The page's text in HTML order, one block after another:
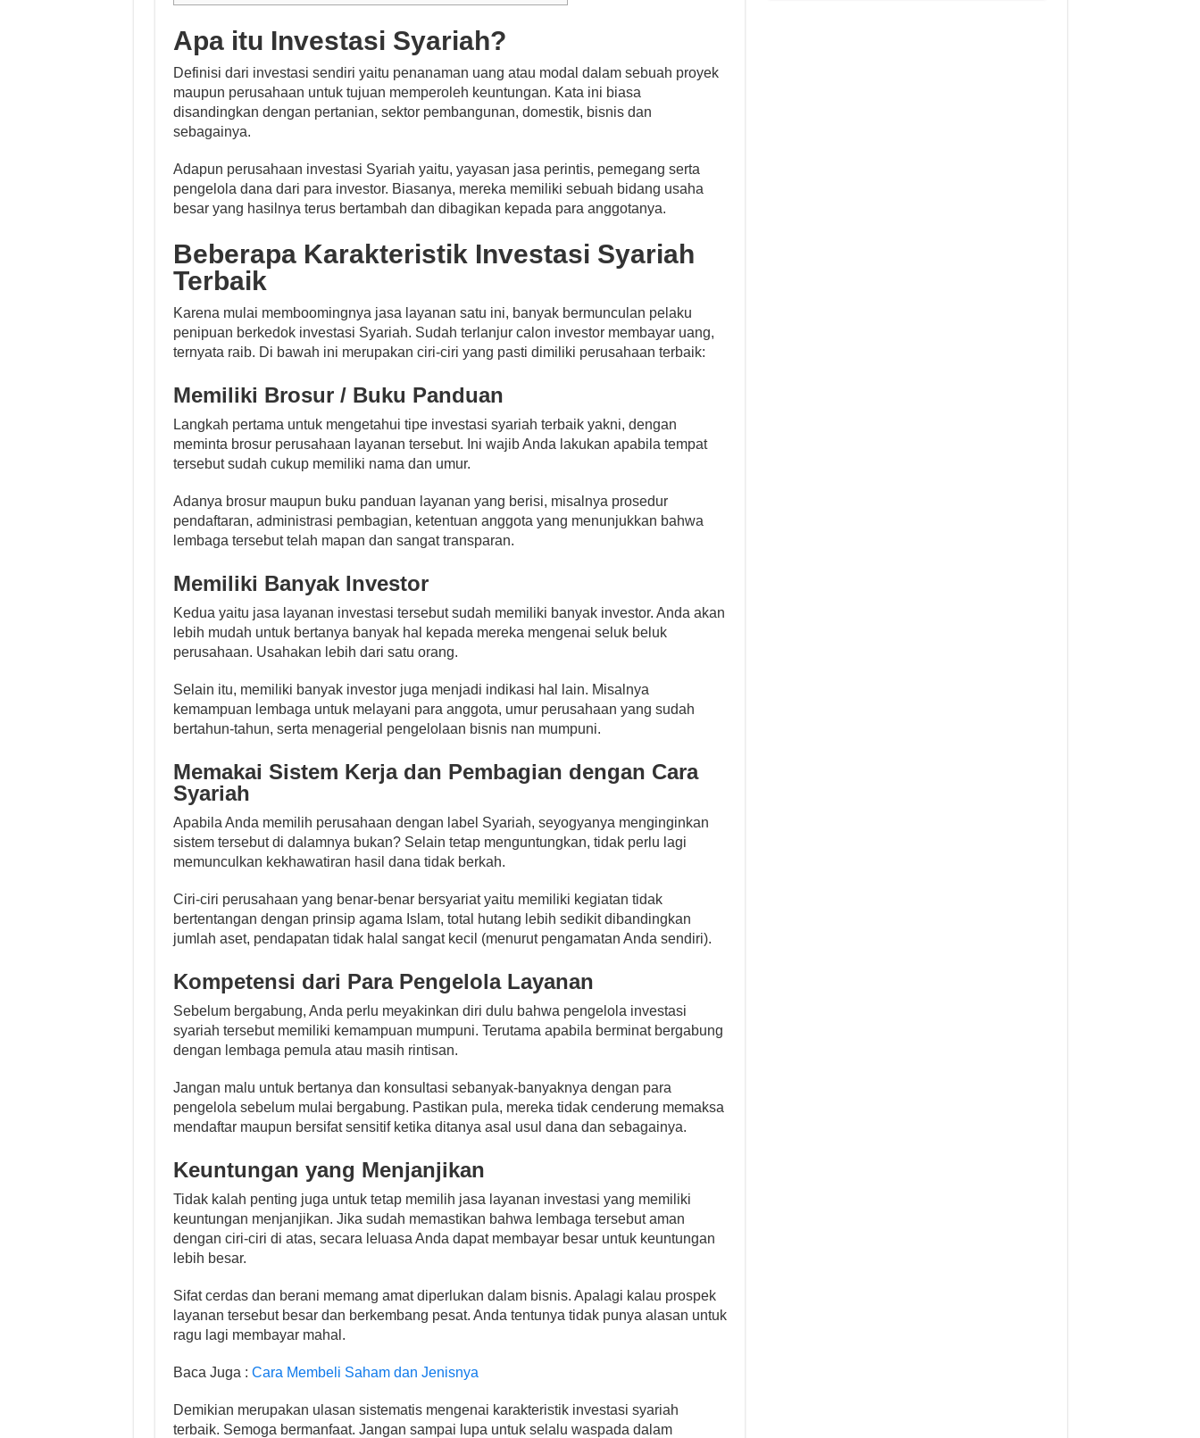
Apa itu Investasi Syariah?
Definisi dari investasi sendiri yaitu penanaman uang atau modal dalam sebuah proyek
maupun perusahaan untuk tujuan memperoleh keuntungan. Kata ini biasa
disandingkan dengan pertanian, sektor pembangunan, domestik, bisnis dan
sebagainya.
Adapun perusahaan investasi Syariah yaitu, yayasan jasa perintis, pemegang serta
pengelola dana dari para investor. Biasanya, mereka memiliki sebuah bidang usaha
besar yang hasilnya terus bertambah dan dibagikan kepada para anggotanya.
Beberapa Karakteristik Investasi Syariah
Terbaik
Karena mulai memboomingnya jasa layanan satu ini, banyak bermunculan pelaku
penipuan berkedok investasi Syariah. Sudah terlanjur calon investor membayar uang,
ternyata raib. Di bawah ini merupakan ciri-ciri yang pasti dimiliki perusahaan terbaik:
Memiliki Brosur / Buku Panduan
Langkah pertama untuk mengetahui tipe investasi syariah terbaik yakni, dengan
meminta brosur perusahaan layanan tersebut. Ini wajib Anda lakukan apabila tempat
tersebut sudah cukup memiliki nama dan umur.
Adanya brosur maupun buku panduan layanan yang berisi, misalnya prosedur
pendaftaran, administrasi pembagian, ketentuan anggota yang menunjukkan bahwa
lembaga tersebut telah mapan dan sangat transparan.
Memiliki Banyak Investor
Kedua yaitu jasa layanan investasi tersebut sudah memiliki banyak investor. Anda akan
lebih mudah untuk bertanya banyak hal kepada mereka mengenai seluk beluk
perusahaan. Usahakan lebih dari satu orang.
Selain itu, memiliki banyak investor juga menjadi indikasi hal lain. Misalnya
kemampuan lembaga untuk melayani para anggota, umur perusahaan yang sudah
bertahun-tahun, serta menagerial pengelolaan bisnis nan mumpuni.
Memakai Sistem Kerja dan Pembagian dengan Cara
Syariah
Apabila Anda memilih perusahaan dengan label Syariah, seyogyanya menginginkan
sistem tersebut di dalamnya bukan? Selain tetap menguntungkan, tidak perlu lagi
memunculkan kekhawatiran hasil dana tidak berkah.
Ciri-ciri perusahaan yang benar-benar bersyariat yaitu memiliki kegiatan tidak
bertentangan dengan prinsip agama Islam, total hutang lebih sedikit dibandingkan
jumlah aset, pendapatan tidak halal sangat kecil (menurut pengamatan Anda sendiri).
Kompetensi dari Para Pengelola Layanan
Sebelum bergabung, Anda perlu meyakinkan diri dulu bahwa pengelola investasi
syariah tersebut memiliki kemampuan mumpuni. Terutama apabila berminat bergabung
dengan lembaga pemula atau masih rintisan.
Jangan malu untuk bertanya dan konsultasi sebanyak-banyaknya dengan para
pengelola sebelum mulai bergabung. Pastikan pula, mereka tidak cenderung memaksa
mendaftar maupun bersifat sensitif ketika ditanya asal usul dana dan sebagainya.
Keuntungan yang Menjanjikan
Tidak kalah penting juga untuk tetap memilih jasa layanan investasi yang memiliki
keuntungan menjanjikan. Jika sudah memastikan bahwa lembaga tersebut aman
dengan ciri-ciri di atas, secara leluasa Anda dapat membayar besar untuk keuntungan
lebih besar.
Sifat cerdas dan berani memang amat diperlukan dalam bisnis. Apalagi kalau prospek
layanan tersebut besar dan berkembang pesat. Anda tentunya tidak punya alasan untuk
ragu lagi membayar mahal.
Baca Juga : Cara Membeli Saham dan Jenisnya
Demikian merupakan ulasan sistematis mengenai karakteristik investasi syariah
terbaik. Semoga bermanfaat. Jangan sampai lupa untuk selalu waspada dalam